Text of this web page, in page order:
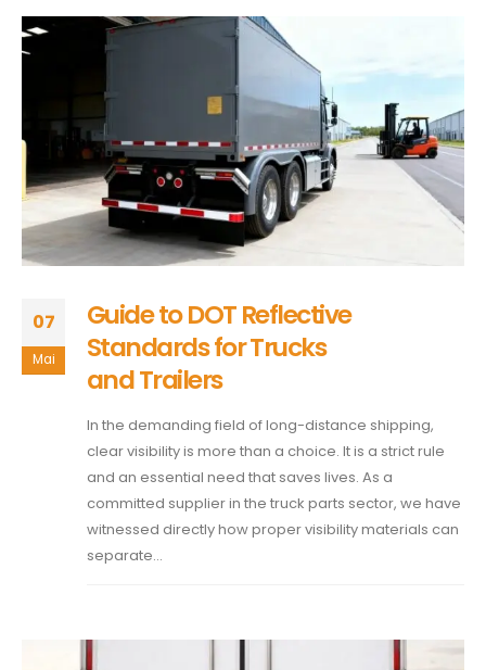
07
Mai
Guide to DOT Reflective
Standards for Trucks
and Trailers
In the demanding field of long-distance shipping,
clear visibility is more than a choice. It is a strict rule
and an essential need that saves lives. As a
committed supplier in the truck parts sector, we have
witnessed directly how proper visibility materials can
separate...